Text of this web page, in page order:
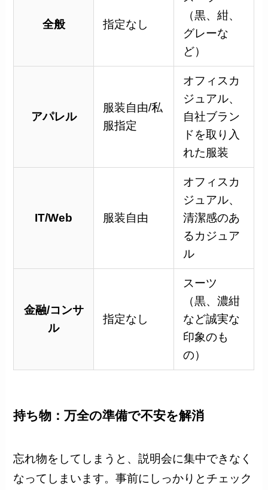
全般 指定なし
（黒、紺、
グレーな
ど）
アパレル
服装自由/私
服指定
オフィスカ
ジュアル、
自社ブラン
ドを取り入
れた服装
IT/Web 服装自由
オフィスカ
ジュアル、
清潔感のあ
るカジュア
ル
金融/コンサ
ル
指定なし
スーツ
（黒、濃紺
など誠実な
印象のも
の）
持ち物：万全の準備で不安を解消
忘れ物をしてしまうと、説明会に集中できなく
なってしまいます。事前にしっかりとチェック